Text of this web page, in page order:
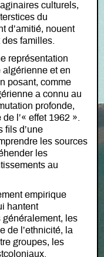
culturels,
du
d’amitié, nouent
familles.
représentation
algérienne et en
posant, comme
a connu au
profonde,
l’« effet 1962 ».
fils d’une
les sources
les
au
empirique
hantent
généralement, les
de l’ethnicité, la
groupes, les